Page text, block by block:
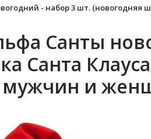
- набор 3 шт.
Санты
Санта
мужчин и